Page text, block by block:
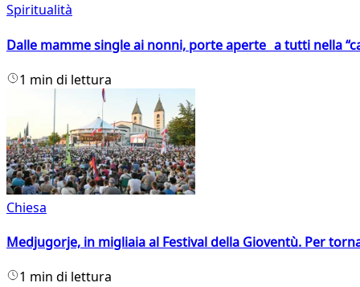
Spiritualità
Dalle mamme single ai nonni, porte aperte a tutti nella
1 min di lettura
Chiesa
Medjugorje, in migliaia al Festival della Gioventù. Per
1 min di lettura